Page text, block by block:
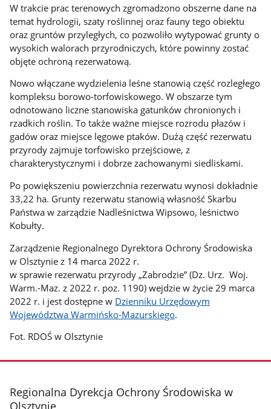
W trakcie prac terenowych zgromadzono obszerne dane na
temat hydrologii, szaty roślinnej oraz fauny tego obiektu
oraz gruntów przyległych, co pozwoliło wytypować grunty o
wysokich walorach przyrodniczych, które powinny zostać
objęte ochroną rezerwatową.
Nowo włączane wydzielenia leśne stanowią część rozległego
kompleksu borowo-torfowiskowego. W obszarze tym
odnotowano liczne stanowiska gatunków chronionych i
rzadkich roślin. To także ważne miejsce rozrodu płazów i
gadów oraz miejsce lęgowe ptaków. Dużą część rezerwatu
przyrody zajmuje torfowisko przejściowe, z
charakterystycznymi i dobrze zachowanymi siedliskami.
Po powiększeniu powierzchnia rezerwatu wynosi dokładnie
33,22 ha. Grunty rezerwatu stanowią własność Skarbu
Państwa w zarządzie Nadleśnictwa Wipsowo, leśnictwo
Kobułty.
Zarządzenie Regionalnego Dyrektora Ochrony Środowiska
w Olsztynie z 14 marca 2022 r.
w sprawie rezerwatu przyrody „Zabrodzie” (Dz. Urz. Woj.
Warm.-Maz. z 2022 r. poz. 1190) wejdzie w życie 29 marca
2022 r. i jest dostępne w Dzienniku Urzędowym
Województwa Warmińsko-Mazurskiego.
Fot. RDOŚ w Olsztynie
stopka
Regionalna Dyrekcja Ochrony Środowiska w
Olsztynie